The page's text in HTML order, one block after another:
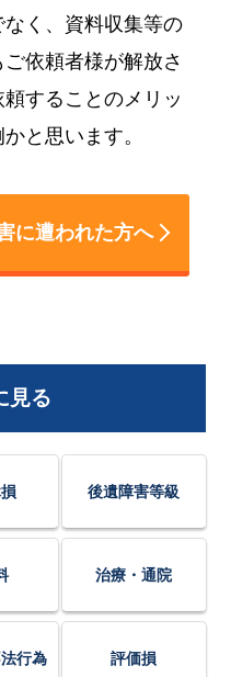
く、資料収集等の
依頼者様が解放さ
することのメリッ
と思います。
に遭われた方へ
見る
後遺障害等級
治療・通院
行為 評価損